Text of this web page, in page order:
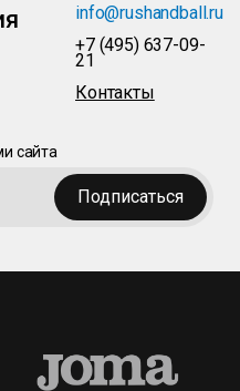
info@rushandball.ru
+7 (495) 637-09-
21
Контакты
сайта
Подписаться